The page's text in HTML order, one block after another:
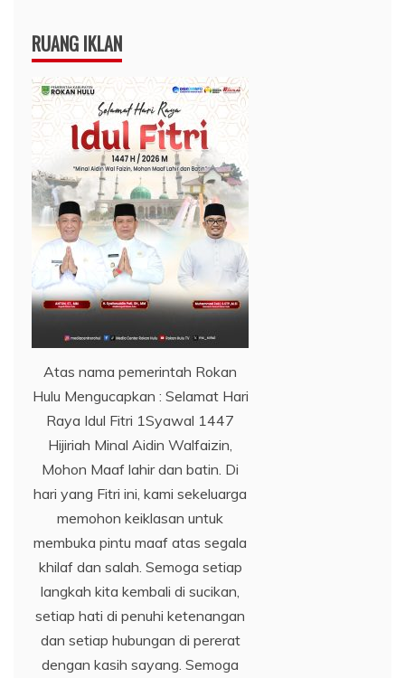
RUANG IKLAN
Atas nama pemerintah Rokan
Hulu Mengucapkan : Selamat Hari
Raya Idul Fitri 1Syawal 1447
Hijiriah Minal Aidin Walfaizin,
Mohon Maaf lahir dan batin. Di
hari yang Fitri ini, kami sekeluarga
memohon keiklasan untuk
membuka pintu maaf atas segala
khilaf dan salah. Semoga setiap
langkah kita kembali di sucikan,
setiap hati di penuhi ketenangan
dan setiap hubungan di pererat
dengan kasih sayang. Semoga